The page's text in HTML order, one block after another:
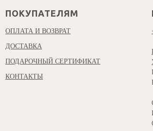
ПОКУПАТЕЛЯМ
ОПЛАТА И ВОЗВРАТ
ДОСТАВКА
ПОДАРОЧНЫЙ СЕРТИФИКАТ
КОНТАКТЫ